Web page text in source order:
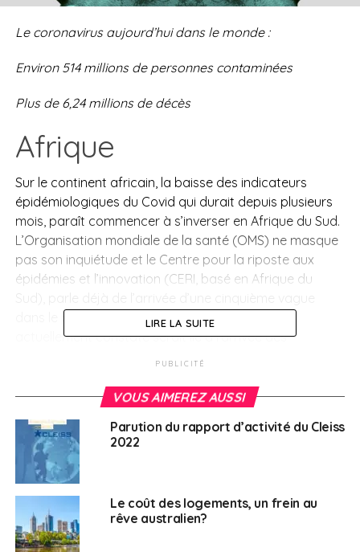
Le coronavirus aujourd’hui dans le monde :
Environ 514 millions de personnes contaminées
Plus de 6,24 millions de décès
Afrique
Sur le continent africain, la baisse des indicateurs
épidémiologiques du Covid qui durait depuis plusieurs
mois, paraît commencer à s’inverser en Afrique du Sud.
L’Organisation mondiale de la santé (OMS) ne masque
pas son inquiétude et le Centre pour la riposte aux
épidémies et l’innovation (CERI, basé en Afrique du
dans le pays. D’après les experts, le rebond
actuellement constaté serait lié à l’arrivéedes
nouveaux variants d’Omicron : BA.4 et BA.5
Afrique du Sud,les cas de Covid-19 sont donc en
hausse, mais les admissions à l’hôpital restent stables.
Quelques décès supplémentaires sont signalés, mais
pasdans des proportions alarmantes. Par ailleurs,
l’usine d’Aspen (
pharmaceutique sud-africaine) qui avait obtenu
l’autorisation de commercialiser sous son nom le
vaccin contre le Covid de Johnson & Johnson, va peut
LIRE LA SUITE
PUBLICITÉ
VOUS AIMEREZ AUSSI
Parution du rapport d’activité du Cleiss
2022
Le coût des logements, un frein au
rêve australien?